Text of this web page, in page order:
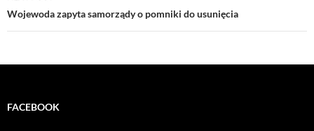
Wojewoda zapyta samorządy o pomniki do usunięcia
FACEBOOK